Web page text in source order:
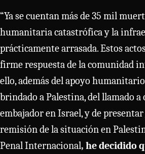
“Ya se cuentan más de 35 mil
humanitaria catastrófica y la
prácticamente arrasada. Estos
firme respuesta de la comunidad
ello, además del apoyo
brindado a Palestina, del llamado
embajador en Israel, y de
remisión de la situación en
Penal Internacional, he decidido